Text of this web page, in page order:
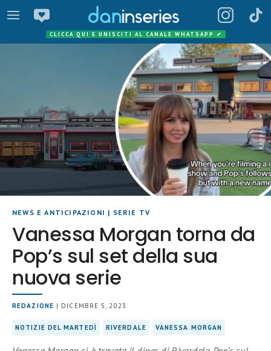
CLICCA QUI E UNISCITI AL CANALE WHATSAPP ✔
NEWS E ANTICIPAZIONI | SERIE TV
Vanessa Morgan torna da
Pop’s sul set della sua
nuova serie
REDAZIONE | DICEMBRE 5, 2023
NOTIZIE DEL MARTEDÌ RIVERDALE VANESSA MORGAN